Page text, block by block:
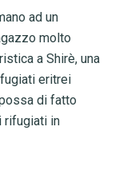
ad un
molto
a Shirè, una
eritrei
di fatto
rifugiati in